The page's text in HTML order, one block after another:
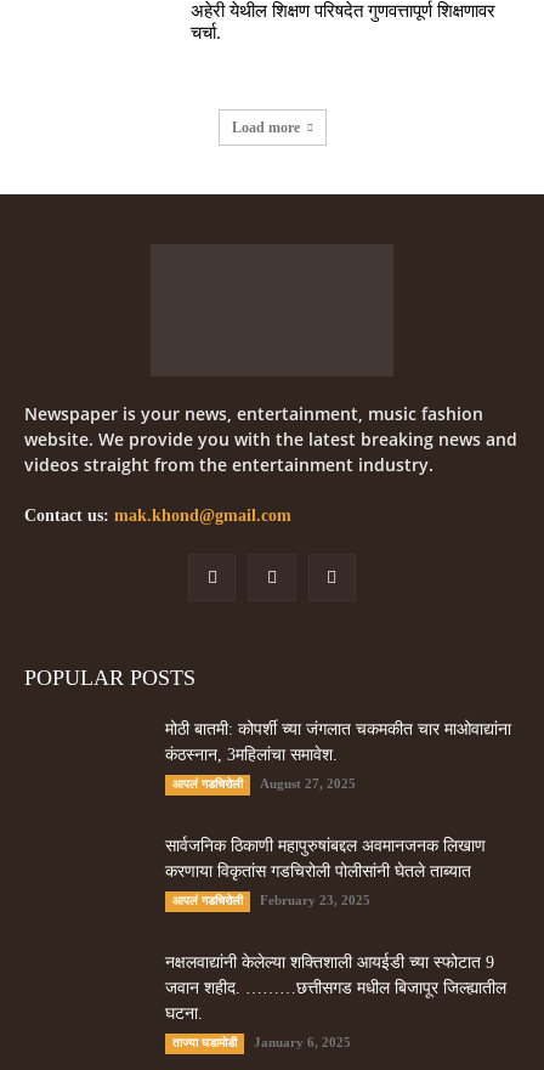
अहेरी येथील शिक्षण परिषदेत गुणवत्तापूर्ण शिक्षणावर
चर्चा.
Load more
Newspaper is your news, entertainment, music fashion
website. We provide you with the latest breaking news and
videos straight from the entertainment industry.
Contact us: mak.khond@gmail.com
POPULAR POSTS
मोठी बातमी: कोपर्शी च्या जंगलात चकमकीत चार माओवाद्यांना
कंठस्नान, 3महिलांचा समावेश.
आपलं गडचिरोली August 27, 2025
सार्वजनिक ठिकाणी महापुरुषांबद्दल अवमानजनक लिखाण
करणा­या विकृतांस गडचिरोली पोलीसांनी घेतले ताब्यात
आपलं गडचिरोली February 23, 2025
नक्षलवाद्यांनी केलेल्या शक्तिशाली आयईडी च्या स्फोटात 9
जवान शहीद. ………छत्तीसगड मधील बिजापूर जिल्ह्यातील
घटना.
ताज्या घडामोडी January 6, 2025